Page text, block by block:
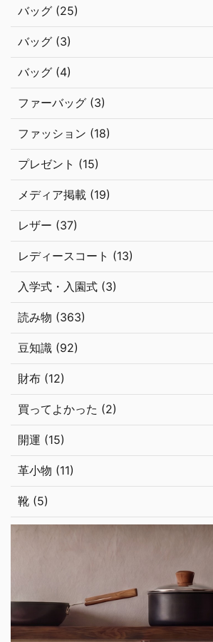
バッグ (25)
バッグ (3)
バッグ (4)
ファーバッグ (3)
ファッション (18)
プレゼント (15)
メディア掲載 (19)
レザー (37)
レディースコート (13)
入学式・入園式 (3)
読み物 (363)
豆知識 (92)
財布 (12)
買ってよかった (2)
開運 (15)
革小物 (11)
靴 (5)